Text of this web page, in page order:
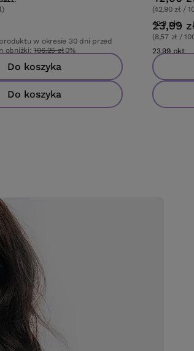
w okresie 30 dni przed
obniżki:106,25 zł 0%
Do koszyka
23,99
(8,57 zł /
23.99pkt
Do koszyka
(42,90 zł /
42.9 pkt